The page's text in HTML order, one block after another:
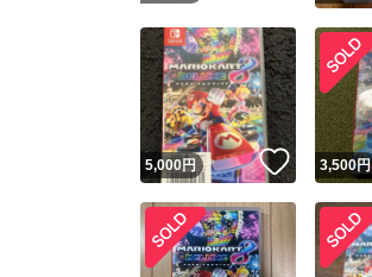
5,000円 いいね！
3,500円